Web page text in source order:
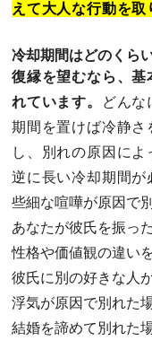
えて大人な行動を取
冷却期間はどのくら
復縁を望むなら、
れています。
どんな
期間を置けば冷静
し、別れの原因によ
逆に長い冷却期間が
些細な喧嘩が原因で
あなたが彼氏を振っ
性格や価値観の違い
彼氏に別の好きな人
浮気が原因で別れた
結婚を諦めて別れた